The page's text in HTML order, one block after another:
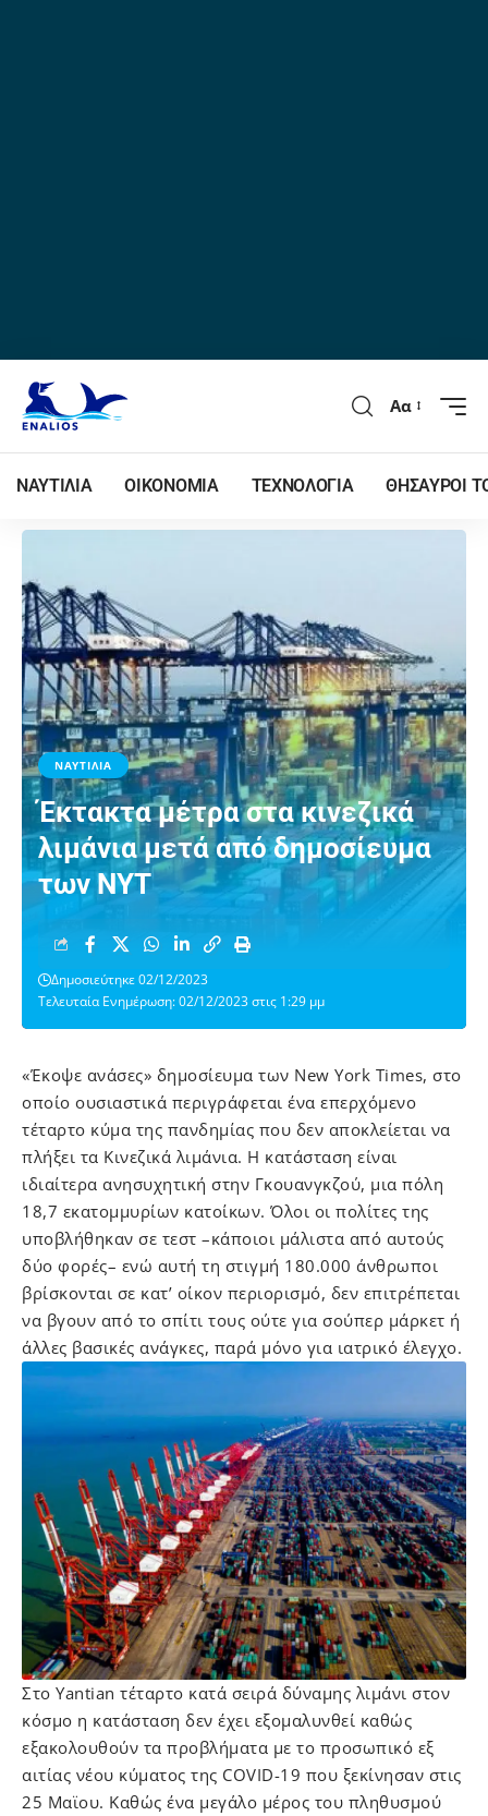
Αα
ΝΑΥΤΙΛΙΑ ΟΙΚΟΝΟΜΙΑ ΤΕΧΝΟΛΟΓΙΑ ΘΗΣΑΥΡΟΙ
ΝΑΥΤΙΛΙΑ
Έκτακτα μέτρα στα κινεζικά
λιμάνια μετά από δημοσίευμα
των NYT
Τελευταία Ενημέρωση: 02/12/2023 στις 1:29 μμ
Δημοσιεύτηκε 02/12/2023
«Έκοψε ανάσες» δημοσίευμα των New York Times, στο
οποίο ουσιαστικά περιγράφεται ένα επερχόμενο
τέταρτο κύμα της πανδημίας που δεν αποκλείεται να
πλήξει τα Κινεζικά λιμάνια. Η κατάσταση είναι
ιδιαίτερα ανησυχητική στην Γκουανγκζού, μια πόλη
18,7 εκατομμυρίων κατοίκων. Όλοι οι πολίτες της
υποβλήθηκαν σε τεστ –κάποιοι μάλιστα από αυτούς
δύο φορές– ενώ αυτή τη στιγμή 180.000 άνθρωποι
βρίσκονται σε κατ’ οίκον περιορισμό, δεν επιτρέπεται
να βγουν από το σπίτι τους ούτε για σούπερ μάρκετ ή
άλλες βασικές ανάγκες, παρά μόνο για ιατρικό έλεγχο.
Στο Yantian τέταρτο κατά σειρά δύναμης λιμάνι στον
κόσμο η κατάσταση δεν έχει εξομαλυνθεί καθώς
εξακολουθούν τα προβλήματα με το προσωπικό εξ
αιτίας νέου κύματος της COVID-19 που ξεκίνησαν στις
25 Μαϊου. Καθώς ένα μεγάλο μέρος του πληθυσμού